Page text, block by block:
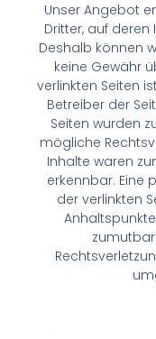
Unser Angebot
Dritter, auf deren
Deshalb können
keine Gewähr
verlinkten Seiten
Betreiber der
Seiten wurden
mögliche
Inhalte waren
erkennbar. Eine
der verlinkten